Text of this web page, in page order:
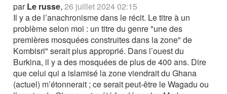
parLe russe,26 juillet 2024 02:15
Il y a de l’anachronisme dans le récit. Le titre à un
problème selon moi : un titre du genre "une des
premières mosquées construites dans la zone" de
Kombisri" serait plus approprié. Dans l’ouest du
Burkina, il y a des mosquées de plus de 400 ans. Dire
que celui qui a islamisé la zone viendrait du Ghana
(actuel) m’étonnerait ; ce serait peut-être le Wagadu ou